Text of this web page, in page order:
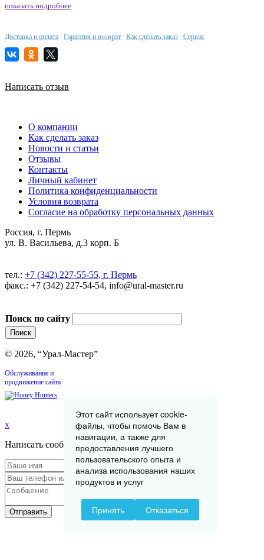
показать подробнее
Доставка и оплата Гарантия и возврат Как сделать заказ Сервис
Написать отзыв
О компании
Как сделать заказ
Новости и статьи
Отзывы
Контакты
Личный кабинет
Политика конфиденциальности
Условия возврата
Согласие на обработку персональных данных
Россия, г. Пермь
ул. В. Васильева, д.3 корп. Б
тел.: +7 (342) 227-55-55, г. Пермь
факс.: +7 (342) 227-54-54, info@ural-master.ru
Поиск по сайту
© 2026, “Урал-Мастер”
Обслуживание и
продвижение сайта
x
Написать сообщение
Отправить
Этот сайт использует cookie-
файлы, чтобы помочь Вам в
навигации, а также для
предоставления лучшего
пользовательского опыта и
анализа использования наших
продуктов и услуг
Принять Отказаться